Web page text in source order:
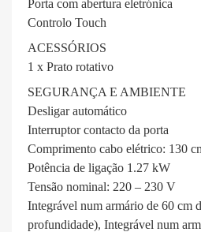
Porta com abertura eletrónica
Controlo Touch
ACESSÓRIOS
1 x Prato rotativo
SEGURANÇA E AMBIENTE
Desligar automático
Interruptor contacto da porta
Comprimento cabo elétrico: 130
Potência de ligação 1.27 kW
Tensão nominal: 220 – 230 V
Integrável num armário de 60 cm
profundidade), Integrável num